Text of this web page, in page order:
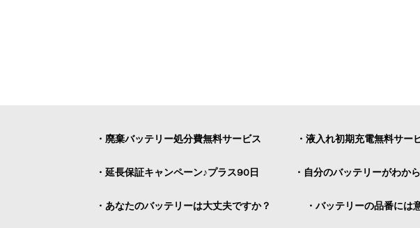
・廃棄バッテリー処分費無料サービス ・液入れ初期充電無料サー
・延長保証キャンペーン♪プラス90日 ・自分のバッテリーがわか
・あなたのバッテリーは大丈夫ですか？ ・バッテリーの品番には